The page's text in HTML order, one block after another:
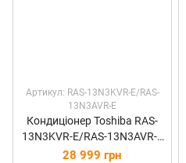
Артикул: RAS-13N3KVR-E/RAS-
13N3AVR-E
Кондиціонер Toshiba RAS-
13N3KVR-E/RAS-13N3AVR-E
N3KVR DAISEIKAI
28 999 грн